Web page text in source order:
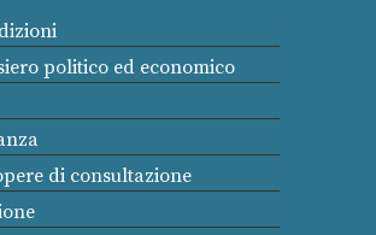
politico ed economico
di consultazione